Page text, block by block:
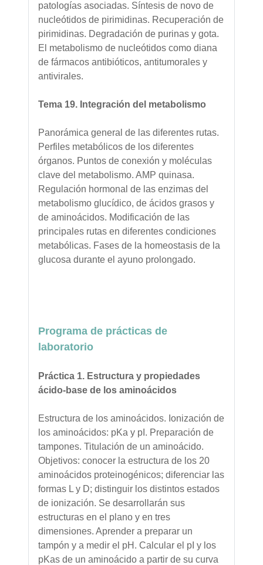
patologías asociadas. Síntesis de novo de
nucleótidos de pirimidinas. Recuperación de
pirimidinas. Degradación de purinas y gota.
El metabolismo de nucleótidos como diana
de fármacos antibióticos, antitumorales y
antivirales.
Tema 19. Integración del metabolismo
Panorámica general de las diferentes rutas.
Perfiles metabólicos de los diferentes
órganos. Puntos de conexión y moléculas
clave del metabolismo. AMP quinasa.
Regulación hormonal de las enzimas del
metabolismo glucídico, de ácidos grasos y
de aminoácidos. Modificación de las
principales rutas en diferentes condiciones
metabólicas. Fases de la homeostasis de la
glucosa durante el ayuno prolongado.
Programa de prácticas de
laboratorio
Práctica 1. Estructura y propiedades
ácido-base de los aminoácidos
Estructura de los aminoácidos. Ionización de
los aminoácidos: pKa y pI. Preparación de
tampones. Titulación de un aminoácido.
Objetivos: conocer la estructura de los 20
aminoácidos proteinogénicos; diferenciar las
formas L y D; distinguir los distintos estados
de ionización. Se desarrollarán sus
estructuras en el plano y en tres
dimensiones. Aprender a preparar un
tampón y a medir el pH. Calcular el pI y los
pKas de un aminoácido a partir de su curva